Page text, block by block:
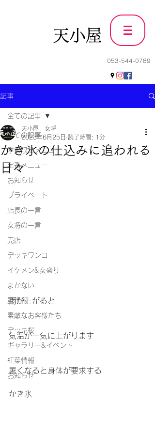
天小屋
053-544-0789
記事
全ての記事
季節限定メニュー
定番メニュー
お知らせ
プライベート
店長の一言
女将の一言
売店
デッキワンコ
イケメン&女盛り
まかない
蛍情報
素敵なお客様たち
デッキ桜
ギャラリー&イベント
紅葉情報
お知らせ
全ての記事
かき氷の仕込みに追われる
日々
天小屋 女将
2023年6月25日 読了時間: 1分
雨が上がると
気温が一気に上がります
暑くなると身体が要求する
かき氷